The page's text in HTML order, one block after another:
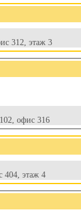
312, этаж 3
офис 316
404, этаж 4